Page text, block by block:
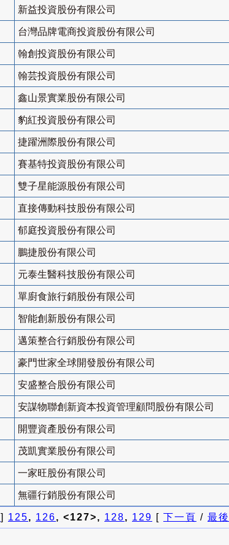
新益投資股份有限公司
台灣品牌電商投資股份有限公司
翰創投資股份有限公司
翰芸投資股份有限公司
鑫山景實業股份有限公司
豹紅投資股份有限公司
捷躍洲際股份有限公司
賽基特投資股份有限公司
雙子星能源股份有限公司
直接傳動科技股份有限公司
郁庭投資股份有限公司
鵬捷股份有限公司
元泰生醫科技股份有限公司
單廚食旅行銷股份有限公司
智能創新股份有限公司
邁策整合行銷股份有限公司
豪門世家全球開發股份有限公司
安盛整合股份有限公司
安謀物聯創新資本投資管理顧問股份有限公司
開豐資產股份有限公司
茂凱實業股份有限公司
一家旺股份有限公司
無疆行銷股份有限公司
] 125, 126, <127>, 128, 129 [ 下一頁 / 最